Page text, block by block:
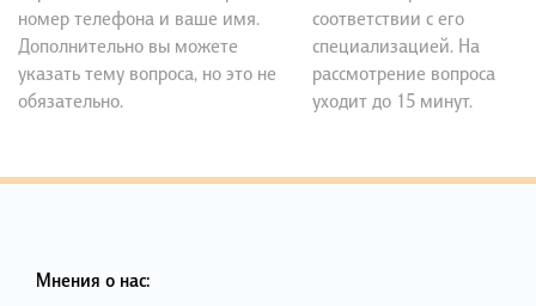
номер телефона и ваше имя.
Дополнительно вы можете
указать тему вопроса, но это не
обязательно.
соответствии с его
специализацией. На
рассмотрение вопроса
уходит до 15 минут.
Мнения о нас: